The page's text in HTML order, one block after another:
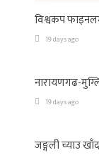
विश्वकप
19 days ago
नारायणगढ-
19 days ago
जङ्गली च्याउ